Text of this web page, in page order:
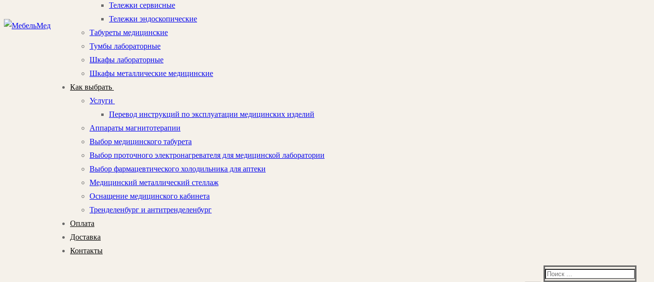
Тележки сервисные
Тележки эндоскопические
Табуреты медицинские
Тумбы лабораторные
Шкафы лабораторные
Шкафы металлические медицинские
Как выбрать
Услуги
Перевод инструкций по эксплуатации медицинских изделий
Аппараты магнитотерапии
Выбор медицинского табурета
Выбор проточного электронагревателя для медицинской лаборатории
Выбор фармацевтического холодильника для аптеки
Медицинский металлический стеллаж
Оснащение медицинского кабинета
Тренделенбург и антитренделенбург
Оплата
Доставка
Контакты
Найти: